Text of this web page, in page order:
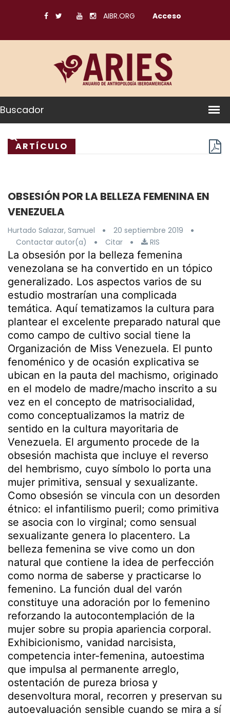
AIBR.ORG Acceso
Buscador
ARTÍCULO
OBSESIÓN POR LA BELLEZA FEMENINA EN
VENEZUELA
Hurtado Salazar, Samuel
20 septiembre 2019
Contactar autor(a)
Citar RIS
La obsesión por la belleza femenina
venezolana se ha convertido en un tópico
generalizado. Los aspectos varios de su
estudio mostrarían una complicada
temática. Aquí tematizamos la cultura para
plantear el excelente preparado natural que
como campo de cultivo social tiene la
Organización de Miss Venezuela. El punto
fenoménico y de ocasión explicativa se
ubican en la pauta del machismo, originado
en el modelo de madre/macho inscrito a su
vez en el concepto de matrisocialidad,
como conceptualizamos la matriz de
sentido en la cultura mayoritaria de
Venezuela. El argumento procede de la
obsesión machista que incluye el reverso
del hembrismo, cuyo símbolo lo porta una
mujer primitiva, sensual y sexualizante.
Como obsesión se vincula con un desorden
étnico: el infantilismo pueril; como primitiva
se asocia con lo virginal; como sensual
sexualizante genera lo placentero. La
belleza femenina se vive como un don
natural que contiene la idea de perfección
como norma de saberse y practicarse lo
femenino. La función dual del varón
constituye una adoración por lo femenino
reforzando la autocontemplación de la
mujer sobre su propia apariencia corporal.
Exhibicionismo, vanidad narcisista,
competencia inter-femenina, autoestima
que impulsa al permanente arreglo,
ostentación de pureza briosa y
desenvoltura moral, recorren y preservan su
autoevaluación sensible cuando se mira a sí